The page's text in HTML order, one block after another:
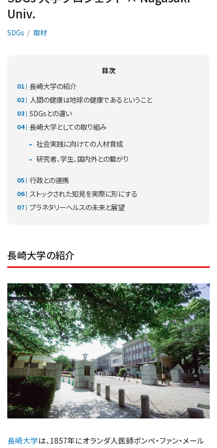
Univ.
SDGs 取材
目次
長崎大学の紹介
人間の健康は地球の健康であるということ
SDGsとの違い
長崎大学としての取り組み
社会実践に向けての人材育成
研究者、学生、国内外との繋がり
行政との連携
ストックされた知見を実際に形にする
プラネタリーヘルスの未来と展望
長崎大学の紹介
長崎大学は、1857年にオランダ人医師ポンペ・ファン・メール